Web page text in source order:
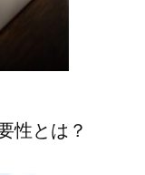
性とは？